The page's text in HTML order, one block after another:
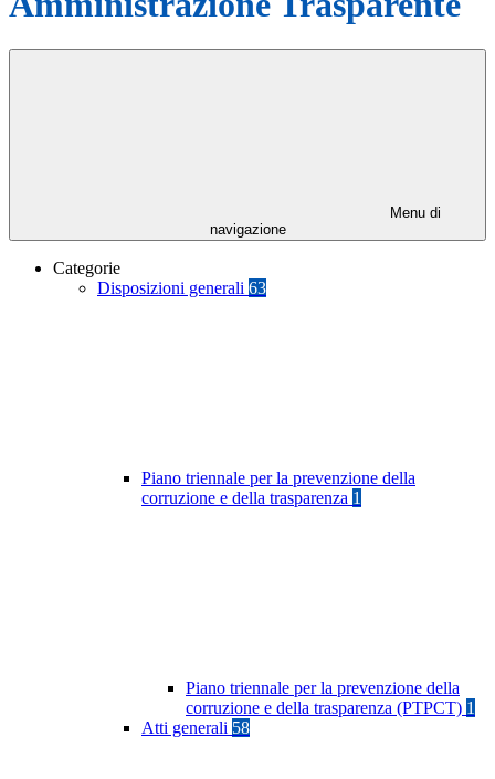
Menu di
navigazione
Categorie
Disposizioni generali 63
Piano triennale per la prevenzione della
corruzione e della trasparenza 1
Piano triennale per la prevenzione della
corruzione e della trasparenza (PTPCT) 1
Atti generali 58